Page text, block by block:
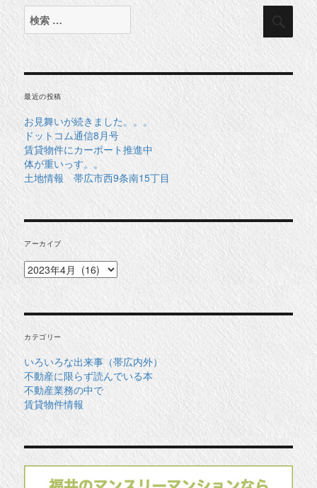
検
索
最近の投稿
お見舞いが続きました。。。
ドットコム通信8月号
賃貸物件にカーポート推進中
体が重いっす。。
土地情報 帯広市西9条南15丁目
アーカイブ
ア
ー
イ
カテゴリー
いろいろな出来事（帯広内外）
不動産に限らず読んでいる本
不動産業務の中で
賃貸物件情報